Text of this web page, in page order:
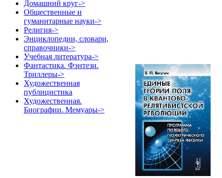
Домашний круг->
Общественные и
гуманитарные науки->
Религия->
Энциклопедии, словари,
справочники->
Учебная литература->
Фантастика. Фэнтези.
Триллеры->
Художественная
публицистика
Художественная.
Биографии. Мемуары->